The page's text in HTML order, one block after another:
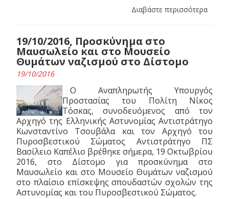
Διαβάστε περισσότερα
19/10/2016, Προσκύνημα στο
Μαυσωλείο και στο Μουσείο
Θυμάτων ναζισμού στο Δίστομο
19/10/2016
Ο Αναπληρωτής Υπουργός
Προστασίας του Πολίτη Νίκος
Τόσκας, συνοδευόμενος από τον
Αρχηγό της Ελληνικής Αστυνομίας Αντιστράτηγο
Κωνσταντίνο Τσουβάλα και τον Αρχηγό του
Πυροσβεστικού Σώματος Αντιστράτηγο ΠΣ
Βασίλειο Καπέλιο βρέθηκε σήμερα, 19 Οκτωβρίου
2016, στο Δίστομο για προσκύνημα στο
Μαυσωλείο και στο Μουσείο Θυμάτων ναζισμού
στο πλαίσιο επίσκεψης σπουδαστών σχολών της
Αστυνομίας και του Πυροσβεστικού Σώματος.